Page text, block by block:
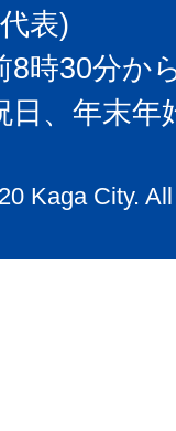
表)
8時30分か
日、年末
Kaga City.